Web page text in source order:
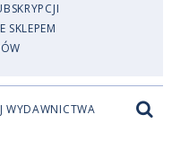
SKLEPEM
WYDAWNICTWA